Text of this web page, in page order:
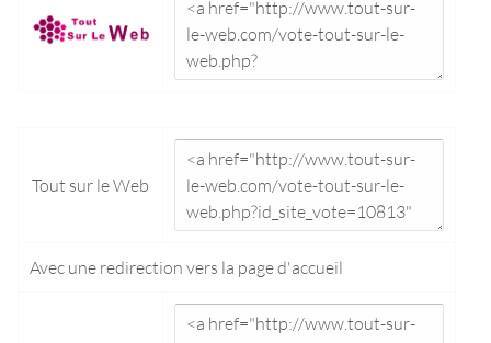
Tout sur le Web
Avec une redirection vers la page d'accueil